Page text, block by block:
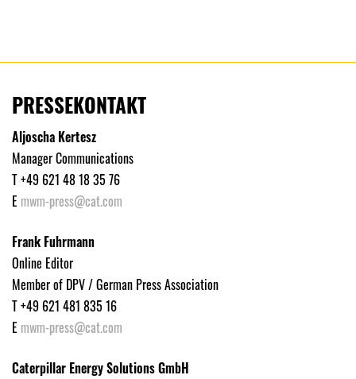
PRESSEKONTAKT
Aljoscha Kertesz
Manager Communications
T +49 621 48 18 35 76
E mwm-press@cat.com
Frank Fuhrmann
Online Editor
Member of DPV / German Press Association
T +49 621 481 835 16
E mwm-press@cat.com
Caterpillar Energy Solutions GmbH